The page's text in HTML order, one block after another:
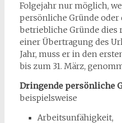
Folgejahr nur möglich,
persönliche Gründe oder
betriebliche Gründe dies
einer Übertragung des
Jahr, muss er in den
bis zum 31. März,
Dringende persönliche
beispielsweise
Arbeitsunfähigkeit,